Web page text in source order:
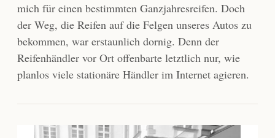
mich für einen bestimmten Ganzjahresreifen. Doch
der Weg, die Reifen auf die Felgen unseres Autos zu
bekommen, war erstaunlich dornig. Denn der
Reifenhändler vor Ort offenbarte letztlich nur, wie
planlos viele stationäre Händler im Internet agieren.